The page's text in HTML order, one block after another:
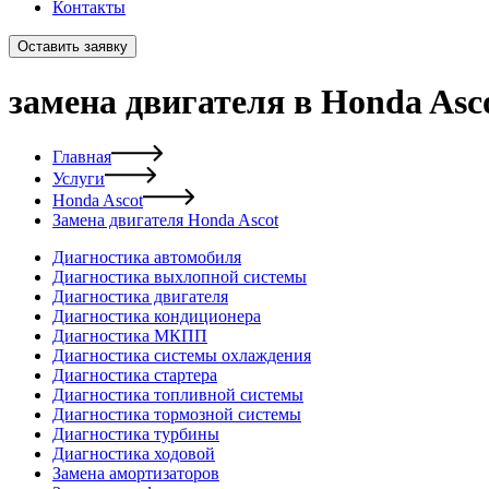
Контакты
Оставить заявку
замена двигателя в Honda
Главная
Услуги
Honda Ascot
Замена двигателя Honda Ascot
Диагностика автомобиля
Диагностика выхлопной системы
Диагностика двигателя
Диагностика кондиционера
Диагностика МКПП
Диагностика системы охлаждения
Диагностика стартера
Диагностика топливной системы
Диагностика тормозной системы
Диагностика турбины
Диагностика ходовой
Замена амортизаторов